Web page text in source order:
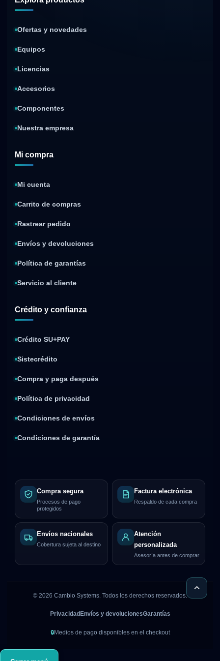
Ofertas y novedades
Equipos
Licencias
Accesorios
Componentes
Nuestra empresa
Mi compra
Mi cuenta
Carrito de compras
Rastrear pedido
Envíos y devoluciones
Política de garantías
Servicio al cliente
Crédito y confianza
Crédito SU+PAY
Sistecrédito
Compra y paga después
Política de privacidad
Condiciones de envíos
Condiciones de garantía
Compra segura
Procesos de pago
protegidos
Factura electrónica
Respaldo de cada compra
Envíos nacionales
Cobertura sujeta al destino
Atención
personalizada
Asesoría antes de comprar
© 2026 Cambio Systems. Todos los derechos reservados.
Privacidad Envíos y devolucionesGarantías
🔒Medios de pago disponibles en el checkout